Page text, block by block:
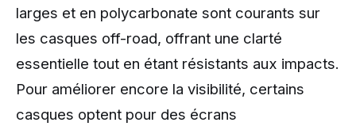
larges et en polycarbonate sont courants sur
les casques off-road, offrant une clarté
essentielle tout en étant résistants aux impacts.
Pour améliorer encore la visibilité, certains
casques optent pour des écrans